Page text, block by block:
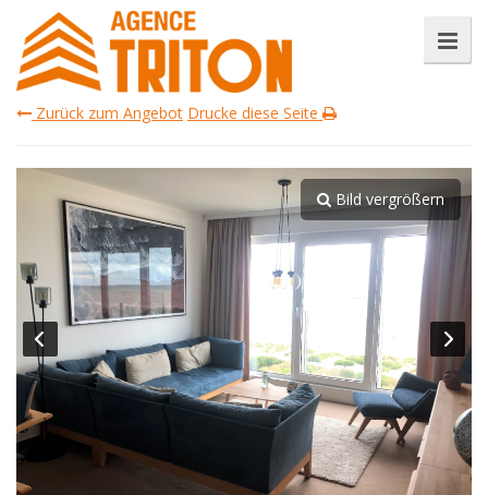
Zurück zum Angebot Drucke diese Seite
Bild vergrößern